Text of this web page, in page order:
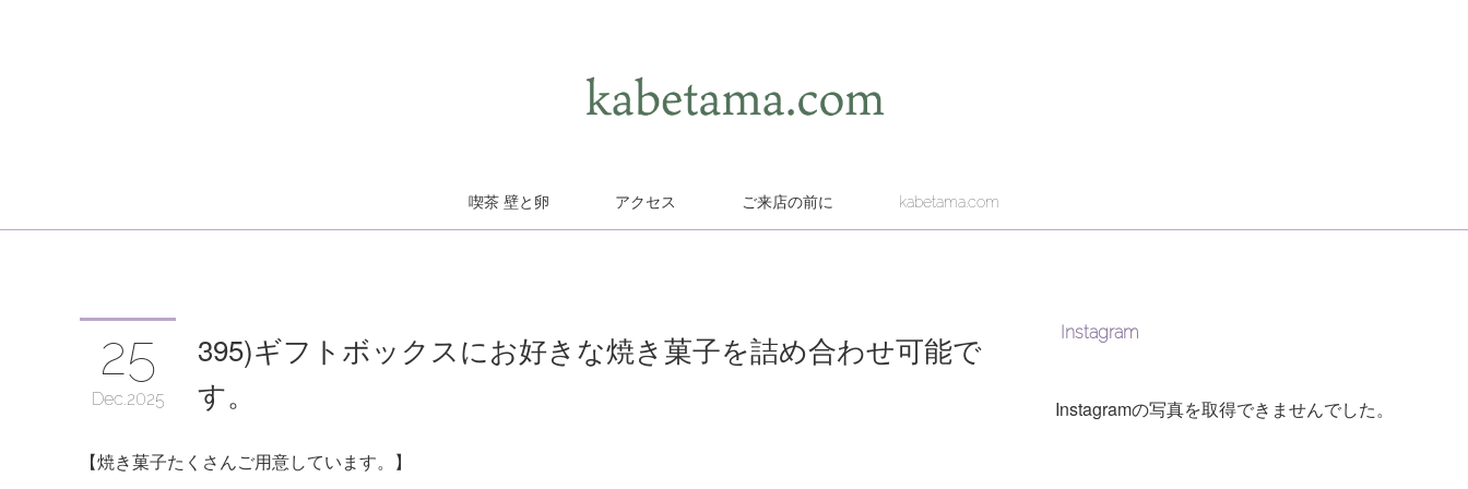
喫茶 壁と卵 アクセス ご来店の前に kabetama.com
25
Dec 2025
395)ギフトボックスにお好きな焼き菓子を詰め合わせ可能で
す。
【焼き菓子たくさんご用意しています。】
Instagram
Instagramの写真を取得できませんでした。